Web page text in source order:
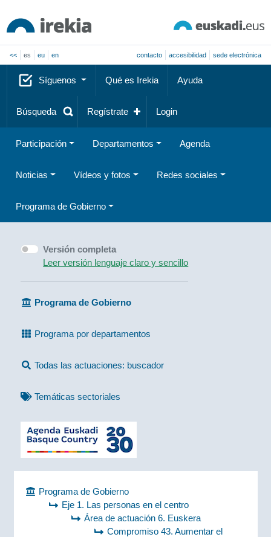
<< es eu en contacto accesibilidad sede electrónica
Síguenos Qué es Irekia Ayuda
Búsqueda Regístrate Login
Participación Departamentos Agenda
Noticias Vídeos y fotos Redes sociales
Programa de Gobierno
Versión completa
Leer versión lenguaje claro y sencillo
Programa de Gobierno
Programa por departamentos
Todas las actuaciones: buscador
Temáticas sectoriales
Programa de Gobierno
Eje 1. Las personas en el centro
Área de actuación 6. Euskera
Compromiso 43. Aumentar el